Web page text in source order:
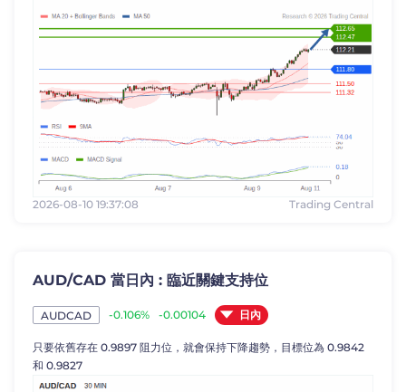
2026-08-10 19:37:08 Trading Central
AUD/CAD 當日內 : 臨近關鍵支持位
AUDCAD -0.106% -0.00104 日內
只要依舊存在 0.9897 阻力位，就會保持下降趨勢，目標位為 0.9842
和 0.9827